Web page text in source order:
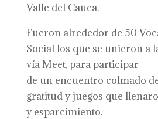
Valle del Cauca.
Fueron alrededor de 50
Social los que se unieron a
vía Meet, para participar
de un encuentro colmado
gratitud y juegos que
y esparcimiento.